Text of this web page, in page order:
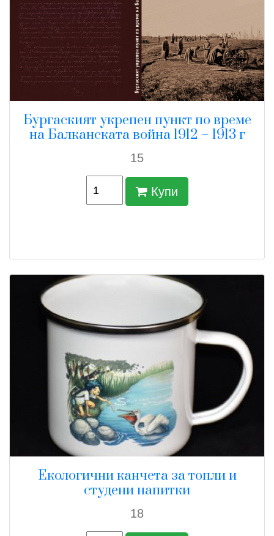
Бургаският укрепен пункт по време
на Балканската война 1912 – 1913 г
15
Купи
Екологични канчета за топли и
студени напитки
18